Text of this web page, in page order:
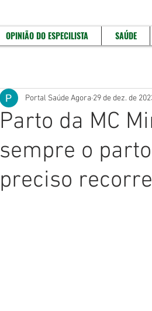
OPINIÃO DO ESPECILISTA SAÚDE
Parto da MC
sempre o
preciso
Portal Saúde Agora 29 de dez. de